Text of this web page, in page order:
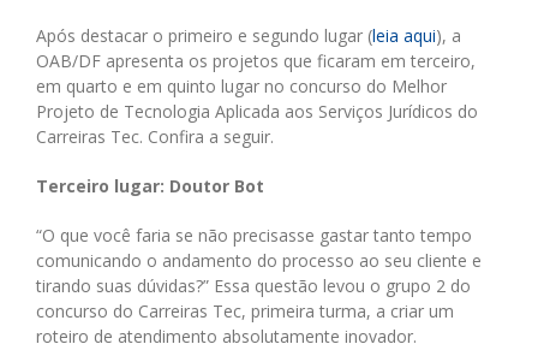
Após destacar o primeiro e segundo lugar (leia aqui), a
OAB/DF apresenta os projetos que ficaram em terceiro,
em quarto e em quinto lugar no concurso do Melhor
Projeto de Tecnologia Aplicada aos Serviços Jurídicos do
Carreiras Tec. Confira a seguir.
Terceiro lugar: Doutor Bot
“O que você faria se não precisasse gastar tanto tempo
comunicando o andamento do processo ao seu cliente e
tirando suas dúvidas?” Essa questão levou o grupo 2 do
concurso do Carreiras Tec, primeira turma, a criar um
roteiro de atendimento absolutamente inovador.